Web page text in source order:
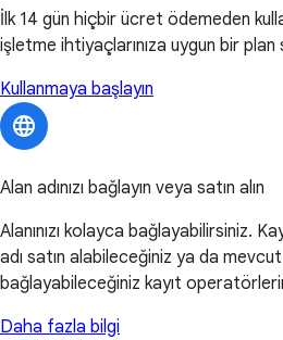
İlk 14 gün hiçbir ücret ödemeden
işletme ihtiyaçlarınıza uygun bir plan
Kullanmaya başlayın
Alan adınızı bağlayın veya satın alın
Alanınızı kolayca bağlayabilirsiniz.
adı satın alabileceğiniz ya da mevcut
bağlayabileceğiniz kayıt
Daha fazla bilgi